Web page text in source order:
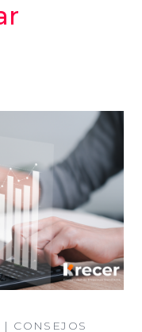
CONSEJOS